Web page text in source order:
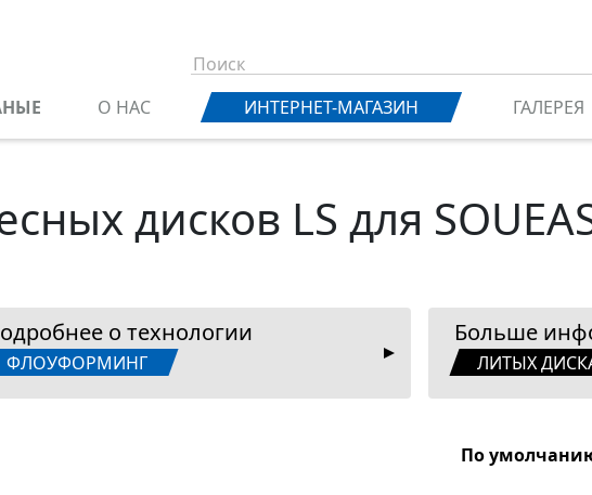
О НАС ИНТЕРНЕТ-МАГАЗИН ГАЛЕРЕЯ
дисков LS для
о технологии
ФЛОУФОРМИНГ
Больше
ЛИТЫХ
По